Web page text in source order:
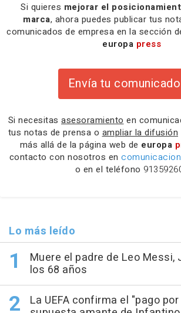
Si quieres mejorar el
marca, ahora puedes publicar tus
comunicados de empresa en la sección
europa press
Envía tu comunicado
Si necesitas asesoramiento en
tus notas de prensa o ampliar la difusión
más allá de la página web de europa
contacto con nosotros en
o en el teléfono
Lo más leído
Muere el padre de Leo Messi,
los 68 años
La UEFA confirma el "pago